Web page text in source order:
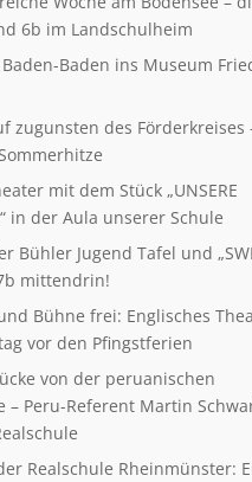
6b im Landschulheim
Baden ins Museum
zugunsten des Förderkreises
mit dem Stück „UNSERE
in der Aula unserer Schule
Bühler Jugend Tafel und
mittendrin!
Bühne frei: Englisches
vor den Pfingstferien
von der peruanischen
– Peru-Referent Martin
Realschule Rheinmünster: